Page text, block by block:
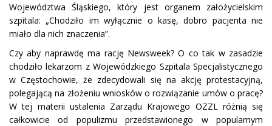
Województwa Śląskiego, który jest organem założycielskim
szpitala: „Chodziło im wyłącznie o kasę, dobro pacjenta nie
miało dla nich znaczenia”.
Czy aby naprawdę ma rację Newsweek? O co tak w zasadzie
chodziło lekarzom z Wojewódzkiego Szpitala Specjalistycznego
w Częstochowie, że zdecydowali się na akcję protestacyjną,
polegającą na złożeniu wniosków o rozwiązanie umów o pracę?
W tej materii ustalenia Zarządu Krajowego OZZL różnią się
całkowicie od populizmu przedstawionego w popularnym